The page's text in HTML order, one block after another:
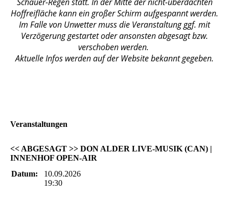
Hoffreifläche kann ein großer Schirm aufgespannt werden.
Im Falle von Unwetter muss die Veranstaltung ggf. mit
Verzögerung gestartet oder ansonsten abgesagt bzw.
verschoben werden.
Aktuelle Infos werden auf der Website bekannt gegeben.
Veranstaltungen
<< ABGESAGT >> DON ALDER LIVE-MUSIK (CAN) |
INNENHOF OPEN-AIR
Datum:
10.09.2026
19:30